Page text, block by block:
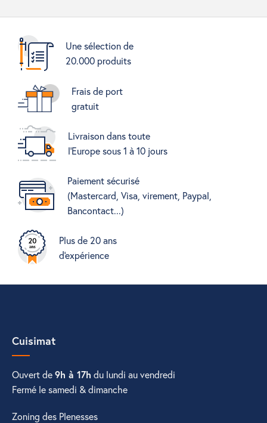
Une sélection de
20.000 produits
Frais de port
gratuit
Livraison dans toute
l'Europe sous 1 à 10 jours
Paiement sécurisé
(Mastercard, Visa, virement, Paypal,
Bancontact...)
Plus de 20 ans
d'expérience
Cuisimat
Ouvert de9h à 17h du lundi au vendredi
Fermé le samedi & dimanche
Zoning des Plenesses